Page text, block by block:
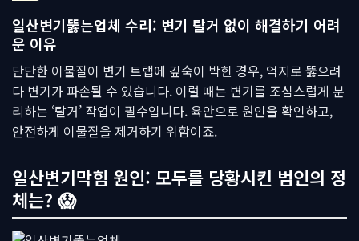
일산변기뚫는업체 수리: 변기 탈거 없이 해결하기 어려
운 이유
단단한 이물질이 변기 트랩에 깊숙이 박힌 경우, 억지로 뚫으려
다 변기가 파손될 수 있습니다. 이럴 때는 변기를 조심스럽게 분
리하는 ‘탈거’ 작업이 필수입니다. 육안으로 원인을 확인하고,
안전하게 이물질을 제거하기 위함이죠.
일산변기막힘 원인: 모두를 당황시킨 범인의 정
체는? 😱